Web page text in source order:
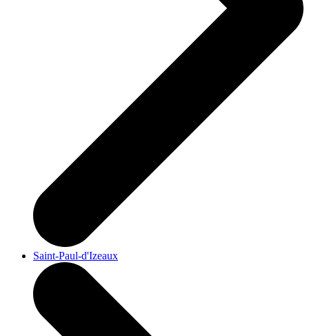
Saint-Paul-d'Izeaux